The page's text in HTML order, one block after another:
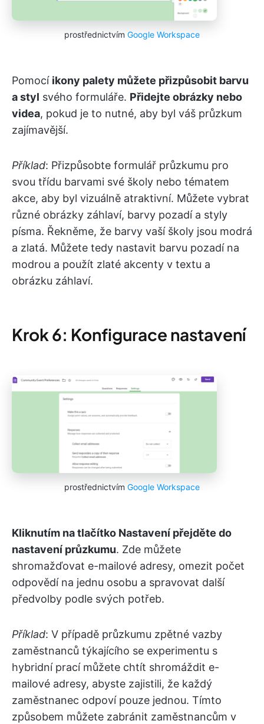
prostřednictvím Google Workspace
Pomocí ikony palety můžete přizpůsobit barvu
a styl svého formuláře. Přidejte obrázky nebo
videa, pokud je to nutné, aby byl váš průzkum
zajímavější.
Příklad: Přizpůsobte formulář průzkumu pro
svou třídu barvami své školy nebo tématem
akce, aby byl vizuálně atraktivní. Můžete vybrat
různé obrázky záhlaví, barvy pozadí a styly
písma. Řekněme, že barvy vaší školy jsou modrá
a zlatá. Můžete tedy nastavit barvu pozadí na
modrou a použít zlaté akcenty v textu a
obrázku záhlaví.
Krok 6: Konfigurace nastavení
prostřednictvím Google Workspace
Kliknutím na tlačítko Nastavení přejděte do
nastavení průzkumu. Zde můžete
shromažďovat e-mailové adresy, omezit počet
odpovědí na jednu osobu a spravovat další
předvolby podle svých potřeb.
Příklad: V případě průzkumu zpětné vazby
zaměstnanců týkajícího se experimentu s
hybridní prací můžete chtít shromáždit e-
mailové adresy, abyste zajistili, že každý
zaměstnanec odpoví pouze jednou. Tímto
způsobem můžete zabránit zaměstnancům v